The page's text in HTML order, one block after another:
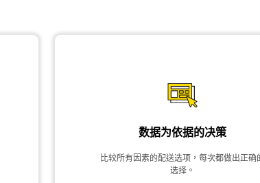
数据为依据的决策
比较所有因素的配送选项，每次都做出正确
选择。